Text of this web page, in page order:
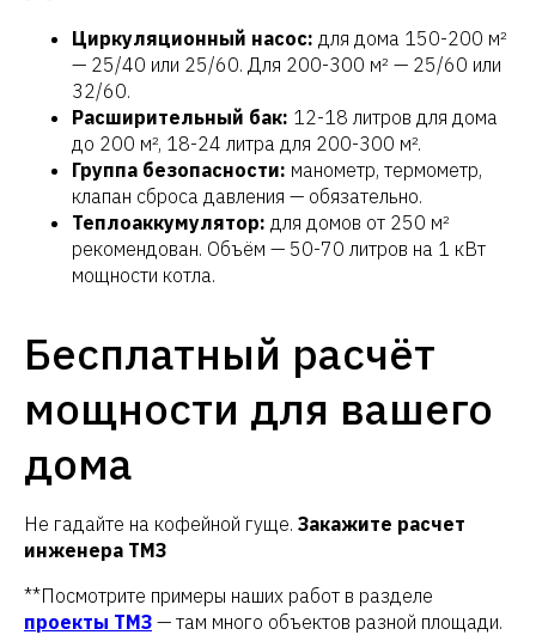
Циркуляционный насос: для дома 150-200 м²
— 25/40 или 25/60. Для 200-300 м² — 25/60 или
32/60.
Расширительный бак: 12-18 литров для дома
до 200 м², 18-24 литра для 200-300 м².
Группа безопасности: манометр, термометр,
клапан сброса давления — обязательно.
Теплоаккумулятор: для домов от 250 м²
рекомендован. Объём — 50-70 литров на 1 кВт
мощности котла.
Бесплатный расчёт
мощности для вашего
дома
Не гадайте на кофейной гуще. Закажите расчет
инженера ТМЗ
**Посмотрите примеры наших работ в разделе
проекты ТМЗ — там много объектов разной площади.